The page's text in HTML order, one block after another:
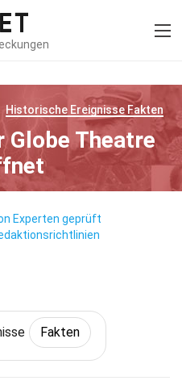
Historische Ereignisse Fakten
Globe Theatre
Experten geprüft
Fakten